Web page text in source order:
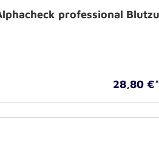
professional
28,80 €*